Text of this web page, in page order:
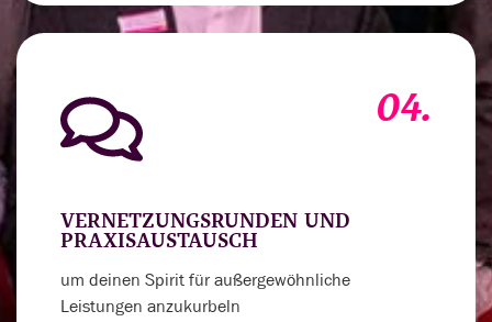
04.
VERNETZUNGSRUNDEN UND
PRAXISAUSTAUSCH
um deinen Spirit für außergewöhnliche
Leistungen anzukurbeln